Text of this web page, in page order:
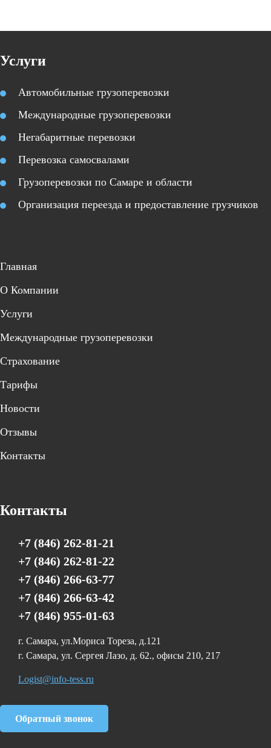
Услуги
Автомобильные грузоперевозки
Международные грузоперевозки
Негабаритные перевозки
Перевозка самосвалами
Грузоперевозки по Самаре и области
Организация переезда и предоставление грузчиков
Главная
О Компании
Услуги
Международные грузоперевозки
Страхование
Тарифы
Новости
Отзывы
Контакты
Контакты
+7 (846) 262-81-21
+7 (846) 262-81-22
+7 (846) 266-63-77
+7 (846) 266-63-42
+7 (846) 955-01-63
г. Самара, ул.Мориса Тореза, д.121
г. Самара, ул. Сергея Лазо, д. 62., офисы 210, 217
Logist@info-tess.ru
Обратный звонок